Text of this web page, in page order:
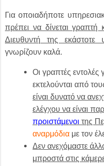
Για οποιαδήποτε
πρέπει να δίνεται γραπτή
Διευθυντή της εκάστοτε
γνωρίζουν καλά.
Οι γραπτές εντολές
εκτελούνται από
είναι δυνατό να
ελέγχου να είναι
προιστάμενοι της
αναρμόδια με τον
Δεν ανεχόμαστε
μπροστά στις